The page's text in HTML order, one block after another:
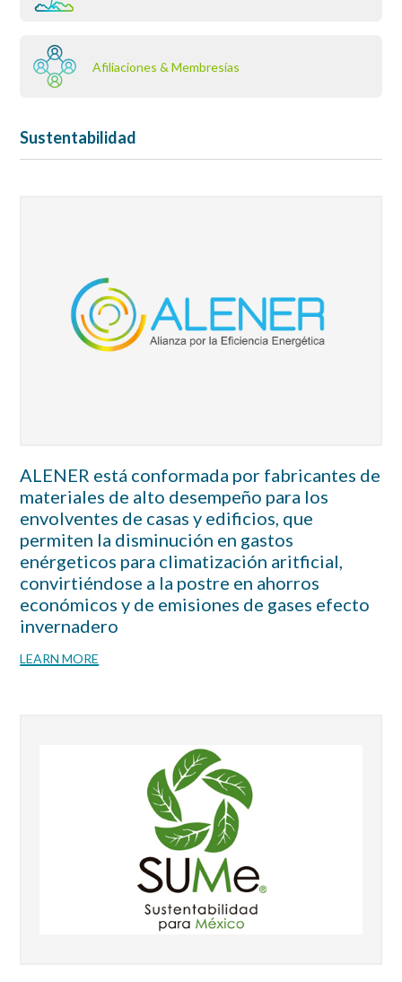
Afiliaciones & Membresías
Sustentabilidad
ALENER está conformada por fabricantes de
materiales de alto desempeño para los
envolventes de casas y edificios, que
permiten la disminución en gastos
enérgeticos para climatización aritficial,
convirtiéndose a la postre en ahorros
económicos y de emisiones de gases efecto
invernadero
LEARN MORE